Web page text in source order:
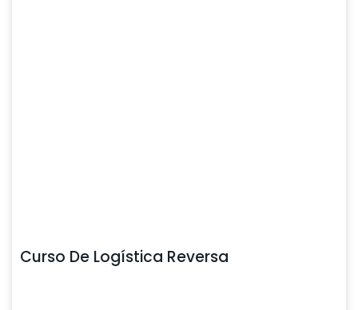
Curso De Logística Reversa